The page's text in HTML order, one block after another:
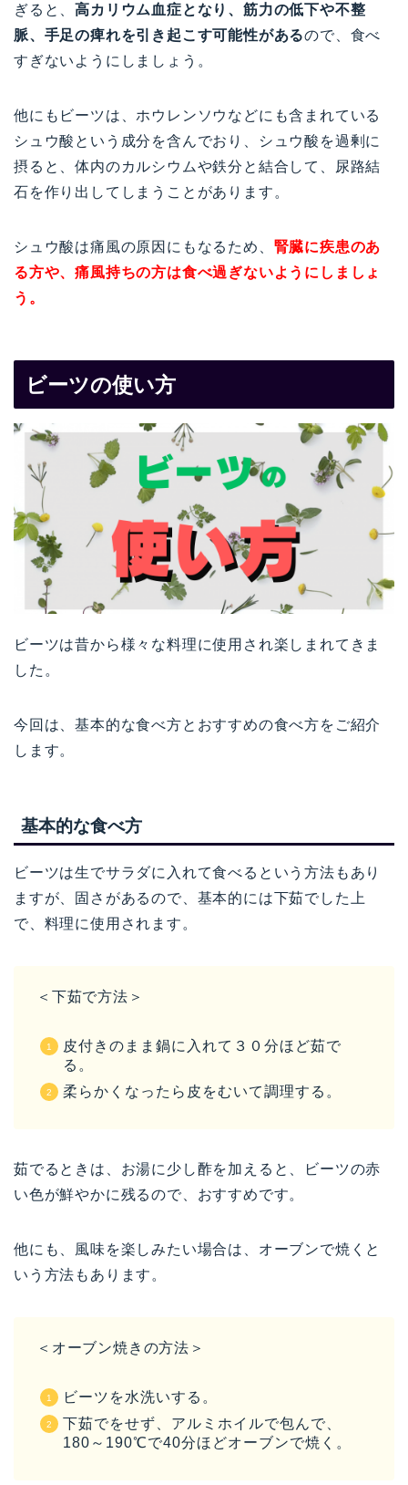
ぎると、高カリウム血症となり、筋力の低下や不整
脈、手足の痺れを引き起こす可能性があるので、食べ
すぎないようにしましょう。
他にもビーツは、ホウレンソウなどにも含まれている
シュウ酸という成分を含んでおり、シュウ酸を過剰に
摂ると、体内のカルシウムや鉄分と結合して、尿路結
石を作り出してしまうことがあります。
シュウ酸は痛風の原因にもなるため、 腎臓に疾患のあ
る方や、痛風持ちの方は食べ過ぎないようにしましょ
う。
ビーツの使い方
ビーツは昔から様々な料理に使用され楽しまれてきま
した。
今回は、基本的な食べ方とおすすめの食べ方をご紹介
します。
基本的な食べ方
ビーツは生でサラダに入れて食べるという方法もあり
ますが、固さがあるので、基本的には下茹でした上
で、料理に使用されます。
＜下茹で方法＞
皮付きのまま鍋に入れて３０分ほど茹で
る。
柔らかくなったら皮をむいて調理する。
茹でるときは、お湯に少し酢を加えると、ビーツの赤
い色が鮮やかに残るので、おすすめです。
他にも、風味を楽しみたい場合は、オーブンで焼くと
いう方法もあります。
＜オーブン焼きの方法＞
ビーツを水洗いする。
下茹でをせず、アルミホイルで包んで、
180～190℃で40分ほどオーブンで焼く。